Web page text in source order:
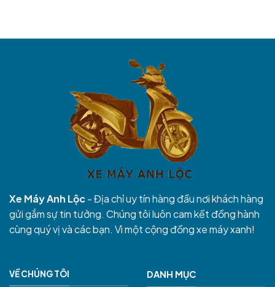
Xe Máy Anh Lộc- Địa chỉ uy tín hàng đầu nơi khách hàng
gửi gắm sự tin tưởng. Chúng tôi luôn cam kết đồng hành
cùng quý vị và các bạn. Vì một cộng đồng xe máy xanh!
VỀ CHÚNG TÔI DANH MỤC